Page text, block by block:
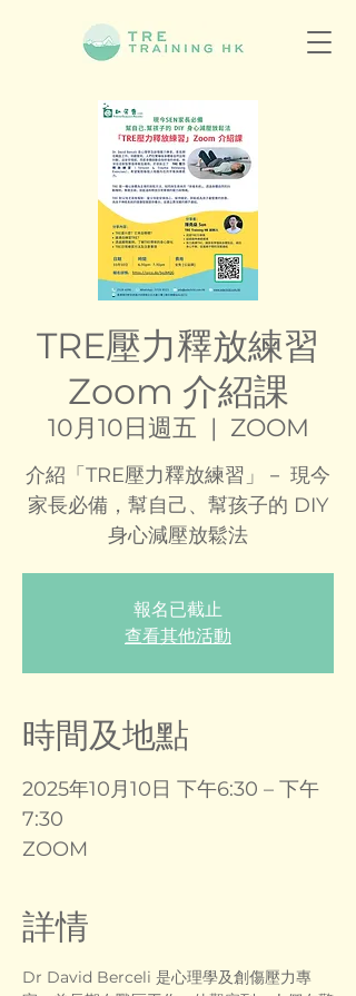
TRE壓力釋放練習
Zoom 介紹課
10月10日週五
  |
ZOOM
介紹「TRE壓力釋放練習」－ 現今
家長必備，幫自己、幫孩子的 DIY
身心減壓放鬆法
報名已截止
查看其他活動
時間及地點
2025年10月10日 下午6:30 – 下午
7:30
ZOOM
詳情
Dr David Berceli 是心理學及創傷壓力專